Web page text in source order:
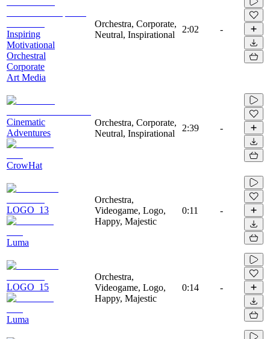
Inspiring
Motivational
Orchestral
Corporate
Art Media
Orchestra, Corporate,
Neutral, Inspirational
2:02 -
Cinematic
Adventures
CrowHat
Orchestra, Corporate,
Neutral, Inspirational
2:39 -
LOGO_13
Luma
Orchestra,
Videogame, Logo,
Happy, Majestic
0:11 -
LOGO_15
Luma
Orchestra,
Videogame, Logo,
Happy, Majestic
0:14 -